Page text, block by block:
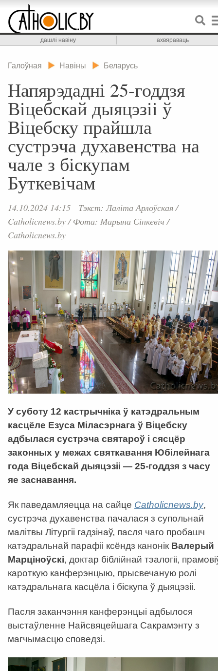
дашлі навіну ахвяраваць
Галоўная Навіны Беларусь
Напярэдадні 25-годдзя
Віцебскай дыяцэзіі ў
Віцебску прайшла
сустрэча духавенства на
чале з біскупам
Буткевічам
14.10.2024 14:15
Тэкст: Лаліта Арлоўская /
Catholicnews.by/Фота: Марына Сінкевіч /
Catholicnews.by
У суботу 12 кастрычніка ў катэдральным
касцёле Езуса Міласэрнага ў Віцебску
адбылася сустрэча святароў і сясцёр
законных у межах святкавання Юбілейнага
года Віцебскай дыяцэзіі — 25-годдзя з часу
яе заснавання.
Як паведамляецца на сайце Catholicnews.by,
сустрэча духавенства пачалася з супольнай
малітвы Літургіі гадзінаў, пасля чаго пробашч
катэдральнай парафіі ксёндз канонік Валерый
Марціноўскі, доктар біблійнай тэалогіі,
кароткую канферэнцыю, прысвечаную ролі
катэдральнага касцёла і біскупа ў дыяцэзіі.
Пасля заканчэння канферэнцыі адбылося
выстаўленне Найсвяцейшага Сакрамэнту з
магчымасцю споведзі.